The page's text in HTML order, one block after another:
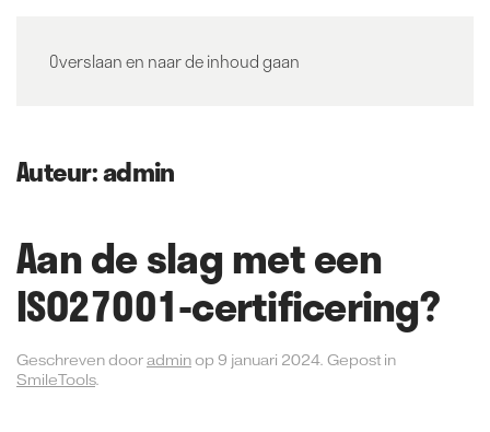
Overslaan en naar de inhoud gaan
Auteur:admin
Aan de slag met een
ISO27001-certificering?
Geschreven dooradminop 9 januari 2024. Gepost in
SmileTools.